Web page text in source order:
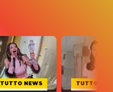
TUTTO NEWS TUTTO